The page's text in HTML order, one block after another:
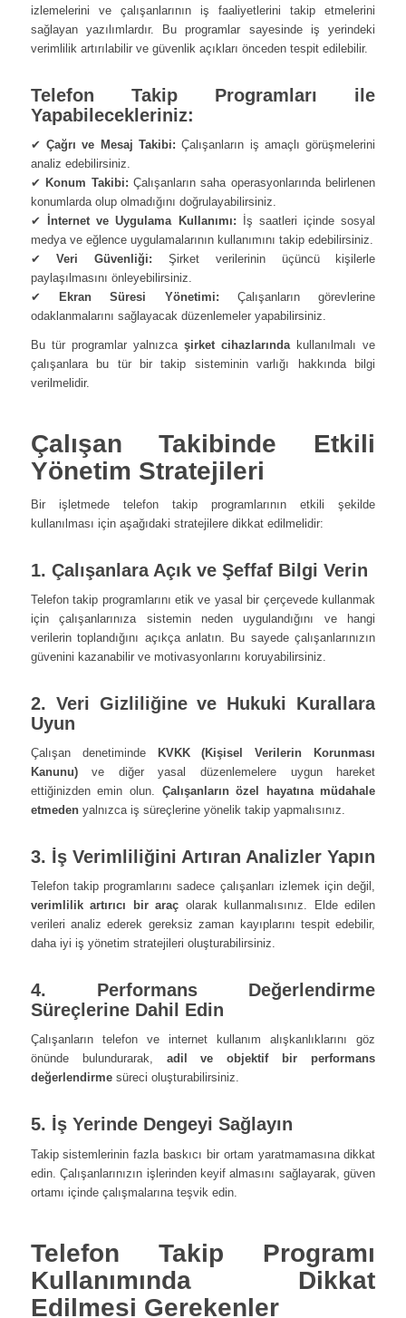
izlemelerini ve çalışanlarının iş faaliyetlerini takip etmelerini
sağlayan yazılımlardır. Bu programlar sayesinde iş yerindeki
verimlilik artırılabilir ve güvenlik açıkları önceden tespit edilebilir.
Telefon Takip Programları ile
Yapabilecekleriniz:
✔ Çağrı ve Mesaj Takibi: Çalışanların iş amaçlı görüşmelerini
analiz edebilirsiniz.
✔ Konum Takibi: Çalışanların saha operasyonlarında belirlenen
konumlarda olup olmadığını doğrulayabilirsiniz.
✔
İnternet ve Uygulama Kullanımı: İş saatleri içinde sosyal
medya ve eğlence uygulamalarının kullanımını takip edebilirsiniz.
✔Veri Güvenliği: Şirket verilerinin üçüncü kişilerle
paylaşılmasını önleyebilirsiniz.
✔
Ekran Süresi Yönetimi: Çalışanların görevlerine
odaklanmalarını sağlayacak düzenlemeler yapabilirsiniz.
Bu tür programlar yalnızcaşirket cihazlarındakullanılmalı ve
çalışanlara bu tür bir takip sisteminin varlığı hakkında bilgi
verilmelidir.
Çalışan Takibinde Etkili
Yönetim Stratejileri
Bir işletmede telefon takip programlarının etkili şekilde
kullanılması için aşağıdaki stratejilere dikkat edilmelidir:
1. Çalışanlara Açık ve Şeffaf Bilgi Verin
Telefon takip programlarını etik ve yasal bir çerçevede kullanmak
için çalışanlarınıza sistemin neden uygulandığını ve hangi
verilerin toplandığını açıkça anlatın. Bu sayede çalışanlarınızın
güvenini kazanabilir ve motivasyonlarını koruyabilirsiniz.
2. Veri Gizliliğine ve Hukuki Kurallara
Uyun
Çalışan denetiminde
KVKK (Kişisel Verilerin Korunması
Kanunu)ve diğer yasal düzenlemelere uygun hareket
ettiğinizden emin olun. Çalışanların özel hayatına müdahale
etmedenyalnızca iş süreçlerine yönelik takip yapmalısınız.
3. İş Verimliliğini Artıran Analizler Yapın
Telefon takip programlarını sadece çalışanları izlemek için değil,
verimlilik artırıcı bir araç olarak kullanmalısınız. Elde edilen
verileri analiz ederek gereksiz zaman kayıplarını tespit edebilir,
daha iyi iş yönetim stratejileri oluşturabilirsiniz.
4. Performans Değerlendirme
Süreçlerine Dahil Edin
Çalışanların telefon ve internet kullanım alışkanlıklarını göz
önünde bulundurarak, adil ve objektif bir performans
değerlendirmesüreci oluşturabilirsiniz.
5. İş Yerinde Dengeyi Sağlayın
Takip sistemlerinin fazla baskıcı bir ortam yaratmamasına dikkat
edin. Çalışanlarınızın işlerinden keyif almasını sağlayarak, güven
ortamı içinde çalışmalarına teşvik edin.
Telefon Takip Programı
Kullanımında Dikkat
Edilmesi Gerekenler